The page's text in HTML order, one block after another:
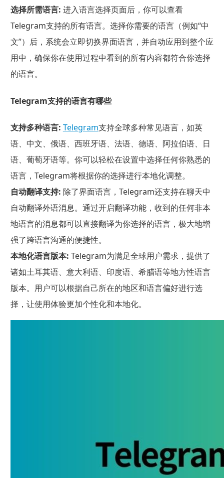
选择所需语言: 进入语言选择页面后，你可以查看
Telegram支持的所有语言。选择你需要的语言（例如“中
文”）后，系统会立即切换界面语言，并自动应用到整个应
用中，确保你在使用过程中看到的所有内容都符合你选择
的语言。
Telegram支持的语言有哪些
支持多种语言: Telegram支持全球多种常见语言，如英
语、中文、俄语、西班牙语、法语、德语、阿拉伯语、日
语、葡萄牙语等。你可以轻松在设置中选择任何你熟悉的
语言，Telegram将根据你的选择进行本地化调整。
自动翻译支持: 除了界面语言，Telegram还支持在聊天中
自动翻译外语消息。通过开启翻译功能，收到的任何非本
地语言的消息都可以直接翻译为你选择的语言，极大地增
强了跨语言沟通的便捷性。
本地化语言版本: Telegram为满足全球用户需求，提供了
诸如土耳其语、意大利语、印度语、希腊语等地方性语言
版本。用户可以根据自己所在的地区和语言偏好进行选
择，让使用体验更加个性化和本地化。